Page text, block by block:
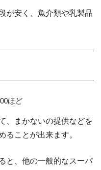
が安く、魚介類や乳製品
ほど
、まかないの提供などを
ることが出来ます。
と、他の一般的なスーパ